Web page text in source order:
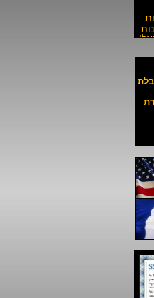
כל השעונים באתר עד 6